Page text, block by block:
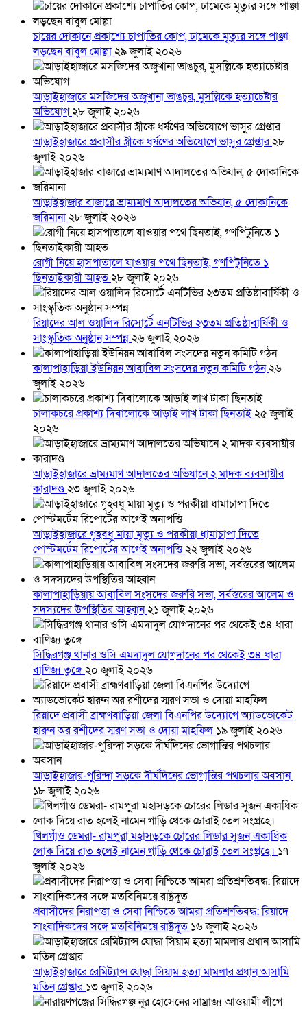
চায়ের দোকানে প্রকাশ্যে চাপাতির কোপ, ঢামেকে মৃত্যুর সঙ্গে পাঞ্জা
লড়ছেন বাবুল মোল্লা২৯ জুলাই ২০২৬
আড়াইহাজারে মস‌জি‌দের অজুখানা ভাঙচুর, মুসল্লিকে হত্যাচেষ্টার
অভিযোগ২৮ জুলাই ২০২৬
আড়াইহাজারে প্রবাসীর স্ত্রীকে ধর্ষণের অভিযোগে ভাসুর গ্রেপ্তার২৮
জুলাই ২০২৬
আড়াইহাজার বাজারে ভ্রাম্যমাণ আদালতের অভিযান, ৫ দোকানিকে
জরিমানা২৮ জুলাই ২০২৬
রোগী নিয়ে হাসপাতালে যাওয়ার পথে ছিনতাই, গণপিটুনিতে ১
ছিনতাইকারী আহত২৮ জুলাই ২০২৬
রিয়াদের আল ওয়ালিদ রিসোর্টে এনটিভির ২৩তম প্রতিষ্ঠাবার্ষিকী ও
সাংস্কৃতিক অনুষ্ঠান সম্পন্ন২৬ জুলাই ২০২৬
কালাপাহাড়িয়া ইউনিয়ন আবাবিল সংসদের নতুন কমিটি গঠন২৬
জুলাই ২০২৬
চালাকচরে প্রকাশ্য দিবালোকে আড়াই লাখ টাকা ছিনতাই২৫ জুলাই
২০২৬
আড়াইহাজারে ভ্রাম্যমাণ আদালতের অভিযানে ২ মাদক ব্যবসায়ীর
কারাদণ্ড২৩ জুলাই ২০২৬
আড়াইহাজারে গৃহবধূ মায়া মৃত্যু ও পরকীয়া ধামাচাপা দিতে
পোস্টমর্টেম রিপোর্টের আগেই অনাপত্তি২২ জুলাই ২০২৬
কালাপাহাড়িয়ায় আবাবিল সংসদের জরুরি সভা, সর্বস্তরের আলেম ও
সদস্যদের উপস্থিতির আহ্বান২১ জুলাই ২০২৬
সিদ্ধিরগঞ্জ থানার ওসি এমদাদুল যোগদানের পর থেকেই ৩৪ ধারা
বাণিজ্য তুঙ্গে২০ জুলাই ২০২৬
রিয়াদে প্রবাসী ব্রাহ্মণবাড়িয়া জেলা বিএনপির উদ্যোগে অ্যাডভোকেট
হারুন অর রশীদের স্মরণ সভা ও দোয়া মাহফিল ১৯ জুলাই ২০২৬
আড়াইহাজার-পুরিন্দা সড়কে দীর্ঘদিনের ভোগান্তির পথচলার অবসান
১৮ জুলাই ২০২৬
খিলগাঁও ডেমরা- রামপুরা মহাসড়কে চোরের লিডার সুজন একাধিক
লোক দিয়ে রাত হলেই নামেন গাড়ি থেকে চোরাই তেল সংগ্রহে। ১৭
জুলাই ২০২৬
প্রবাসীদের নিরাপত্তা ও সেবা নিশ্চিতে আমরা প্রতিশ্রুতিবদ্ধ: রিয়াদে
সাংবাদিকদের সঙ্গে মতবিনিময়ে রাষ্ট্রদূত ১৬ জুলাই ২০২৬
আড়াইহাজারে রেমিট্যান্স যোদ্ধা সিয়াম হত্যা মামলার প্রধান আসামি
মতিন গ্রেপ্তার১৩ জুলাই ২০২৬